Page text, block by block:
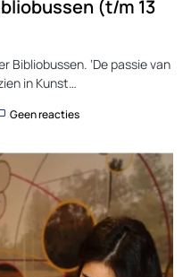
(t/m 13
Bibliobussen. ‘De passie van
in Kunst…
Geen reacties